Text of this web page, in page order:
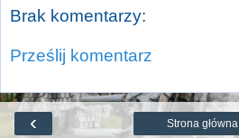
Brak komentarzy:
Prześlij komentarz
‹ Strona główna